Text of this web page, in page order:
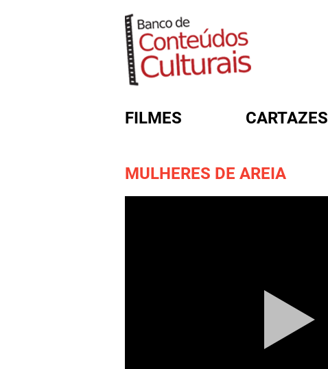
FILMES CARTAZES
MULHERES DE AREIA